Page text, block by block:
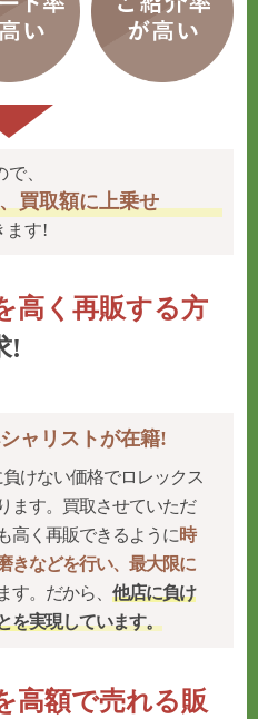
で、
買取額に上乗せ
ます!
高く再販する方
!
ャリストが在籍!
けない価格でロレックス
ます。買取させていただ
高く再販できるように時
きなどを行い、最大限に
す。だから、他店に負け
を実現しています。
高額で売れる販